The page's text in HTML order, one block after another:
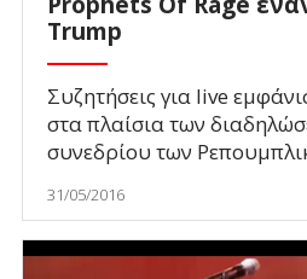
Trump
Συζητήσεις για live
στα πλαίσια των
συνεδρίου των
31/05/2016